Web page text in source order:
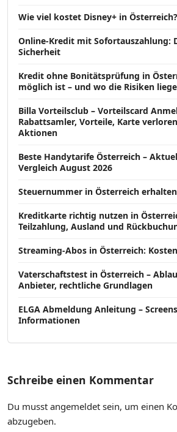
Wie viel kostet Disney+ in Österreich?
Online-Kredit mit Sofortauszahlung:
Sicherheit
Kredit ohne Bonitätsprüfung in
möglich ist – und wo die Risiken
Billa Vorteilsclub – Vorteilscard
Rabattsamler, Vorteile, Karte
Aktionen
Beste Handytarife Österreich –
Vergleich August 2026
Steuernummer in Österreich
Kreditkarte richtig nutzen in
Teilzahlung, Ausland und
Streaming-Abos in Österreich:
Vaterschaftstest in Österreich –
Anbieter, rechtliche Grundlagen
ELGA Abmeldung Anleitung –
Informationen
Schreibe einen Kommentar
Du musst angemeldet sein, um einen
abzugeben.